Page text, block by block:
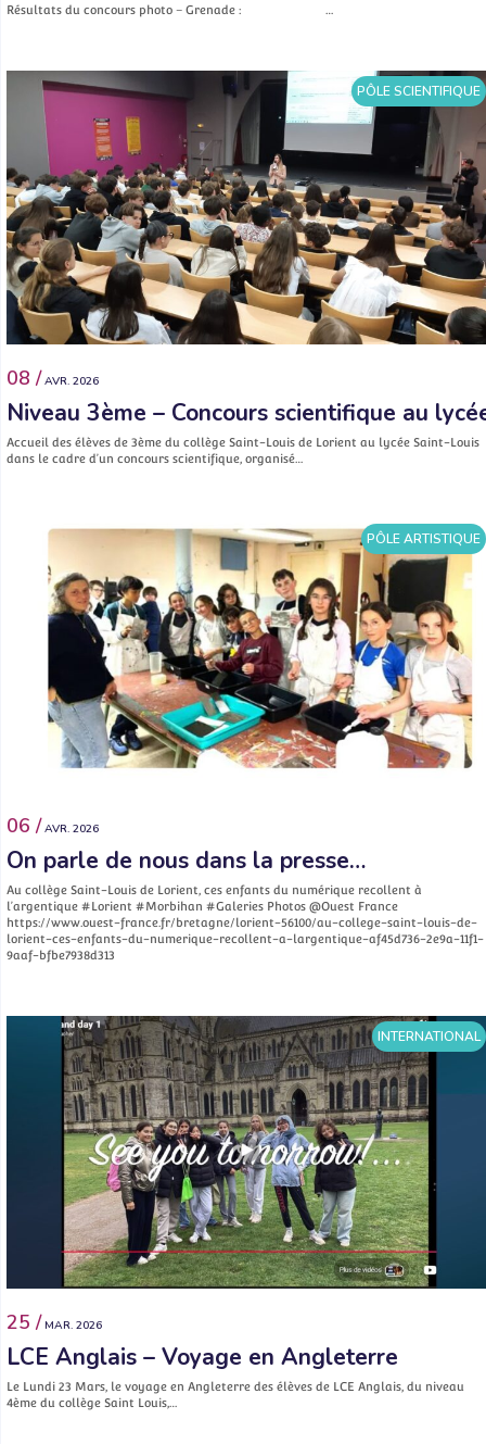
Résultats du concours photo – Grenade : …
PÔLE SCIENTIFIQUE
08 / AVR. 2026
Niveau 3ème – Concours scientifique au
Accueil des élèves de 3ème du collège Saint-Louis de Lorient au lycée Saint-Louis
dans le cadre d’un concours scientifique, organisé…
PÔLE ARTISTIQUE
06 / AVR. 2026
On parle de nous dans la presse…
Au collège Saint-Louis de Lorient, ces enfants du numérique recollent à
l’argentique #Lorient #Morbihan #Galeries Photos @Ouest France
https://www.ouest-france.fr/bretagne/lorient-56100/au-college-saint-louis-de-
lorient-ces-enfants-du-numerique-recollent-a-largentique-af45d736-2e9a-11f1-
9aaf-bfbe7938d313
INTERNATIONAL
25 / MAR. 2026
LCE Anglais – Voyage en Angleterre
Le Lundi 23 Mars, le voyage en Angleterre des élèves de LCE Anglais, du niveau
4ème du collège Saint Louis,…